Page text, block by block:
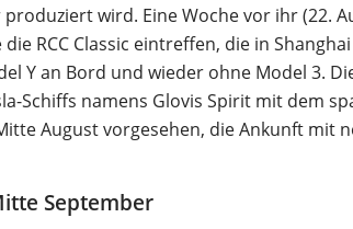
wird. Eine Woche vor ihr (22.
RCC Classic eintreffen, die in
Y an Bord und wieder ohne Model 3.
Schiffs namens Glovis Spirit mit dem
August vorgesehen, die Ankunft mit
September